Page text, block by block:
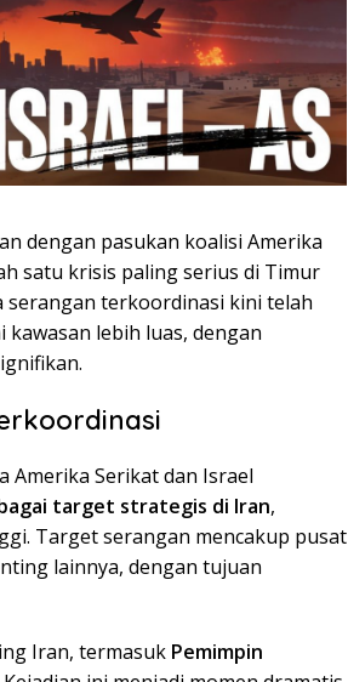
dengan pasukan koalisi Amerika
satu krisis paling serius di Timur
serangan terkoordinasi kini telah
lebih luas, dengan
Amerika Serikat dan Israel
target strategis di Iran,
Target serangan mencakup pusat
lainnya, dengan tujuan
Iran, termasuk Pemimpin